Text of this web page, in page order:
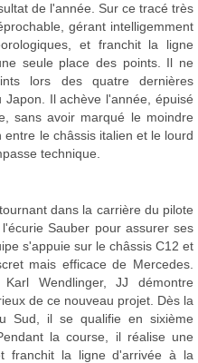
de l'année. Sur ce tracé très
gérant intelligemment
et franchit la ligne
seule place des points. Il ne
lors des quatre dernières
Il achève l'année, épuisé
sans avoir marqué le moindre
le châssis italien et le lourd
technique.
dans la carrière du pilote
Sauber pour assurer ses
s'appuie sur le châssis C12 et
mais efficace de Mercedes.
Wendlinger, JJ démontre
de ce nouveau projet. Dès la
Sud, il se qualifie en sixième
la course, il réalise une
franchit la ligne d'arrivée à la